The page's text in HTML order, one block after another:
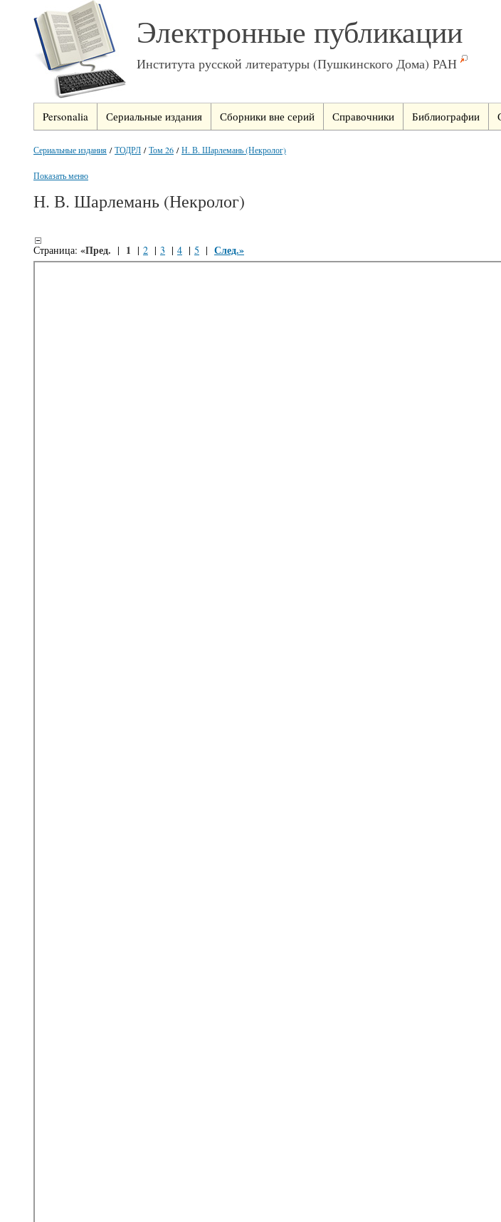
Электронные публикации
Института русской литературы (Пушкинского Дома) РАН
Personalia Сериальные издания Сборники вне серий Справочники Библиографии
Сериальные издания /ТОДРЛ /Том 26 /Н. В. Шарлемань (Некролог)
Показать меню
Н. В. Шарлемань (Некролог)
Страница: «Пред. | 1 | 2 | 3 | 4 | 5 | След.»